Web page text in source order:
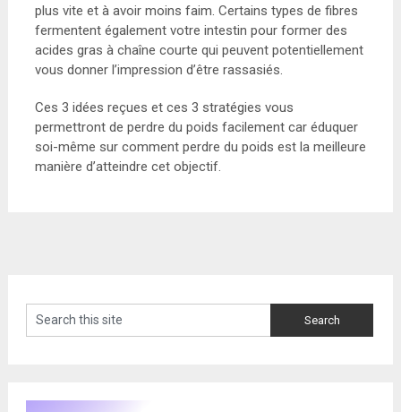
plus vite et à avoir moins faim. Certains types de fibres
fermentent également votre intestin pour former des
acides gras à chaîne courte qui peuvent potentiellement
vous donner l’impression d’être rassasiés.
Ces 3 idées reçues et ces 3 stratégies vous
permettront de perdre du poids facilement car éduquer
soi-même sur comment perdre du poids est la meilleure
manière d’atteindre cet objectif.